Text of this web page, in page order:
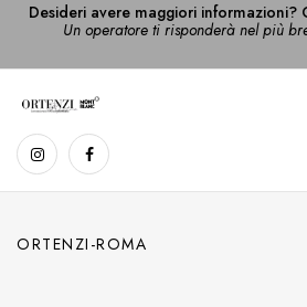
Desideri avere maggiori informazioni?
Un operatore ti risponderà nel più
ORTENZI-ROMA